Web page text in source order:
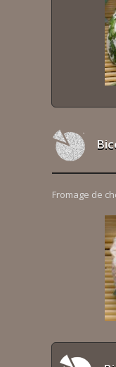
Fromage de